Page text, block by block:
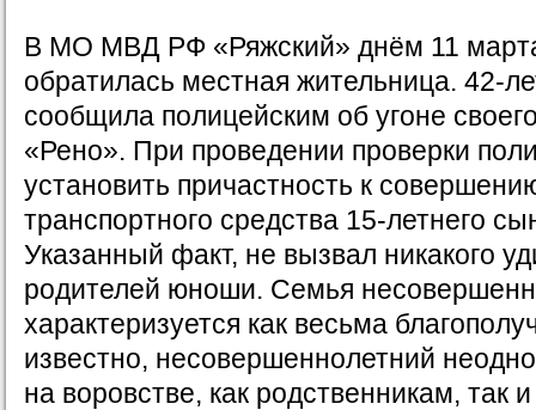
В МО МВД РФ «Ряжский» днём 11
обратилась местная жительница. 42-
сообщила полицейским об угоне
«Рено». При проведении проверки
установить причастность к
транспортного средства 15-летнего
Указанный факт, не вызвал никакого
родителей юноши. Семья
характеризуется как весьма
известно, несовершеннолетний
на воровстве, как родственникам, так